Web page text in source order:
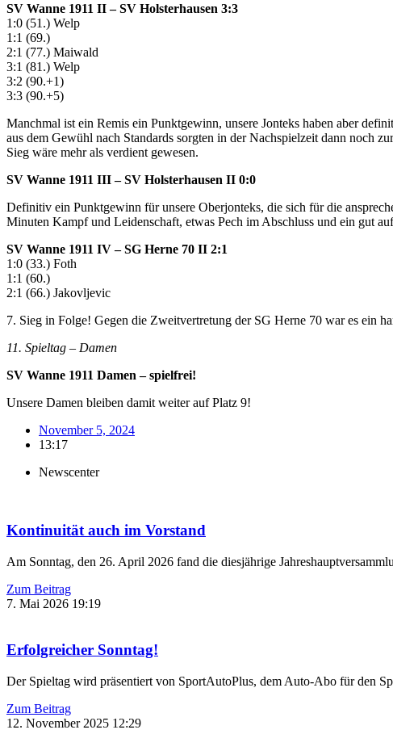
SV Wanne 1911 II – SV Holsterhausen 3:3
1:0 (51.) Welp
1:1 (69.)
2:1 (77.) Maiwald
3:1 (81.) Welp
3:2 (90.+1)
3:3 (90.+5)
Manchmal ist ein Remis ein Punktgewinn, unsere Jonteks haben aber
aus dem Gewühl nach Standards sorgten in der Nachspielzeit dann noch
Sieg wäre mehr als verdient gewesen.
SV Wanne 1911 III – SV Holsterhausen II 0:0
Definitiv ein Punktgewinn für unsere Oberjonteks, die sich für die
Minuten Kampf und Leidenschaft, etwas Pech im Abschluss und ein gut
SV Wanne 1911 IV – SG Herne 70 II 2:1
1:0 (33.) Foth
1:1 (60.)
2:1 (66.) Jakovljevic
7. Sieg in Folge! Gegen die Zweitvertretung der SG Herne 70 war es ein
11. Spieltag – Damen
SV Wanne 1911 Damen – spielfrei!
Unsere Damen bleiben damit weiter auf Platz 9!
November 5, 2024
13:17
Newscenter
Kontinuität auch im Vorstand
Am Sonntag, den 26. April 2026 fand die diesjährige
Zum Beitrag
7. Mai 2026 19:19
Erfolgreicher Sonntag!
Der Spieltag wird präsentiert von SportAutoPlus, dem Auto-Abo für den
Zum Beitrag
12. November 2025 12:29